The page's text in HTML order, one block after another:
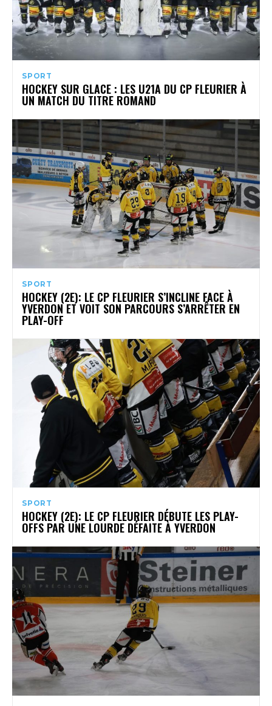
SPORT
HOCKEY SUR GLACE : LES U21A DU CP FLEURIER À
UN MATCH DU TITRE ROMAND
SPORT
HOCKEY (2E): LE CP FLEURIER S’INCLINE FACE À
YVERDON ET VOIT SON PARCOURS S’ARRÊTER EN
PLAY-OFF
SPORT
HOCKEY (2E): LE CP FLEURIER DÉBUTE LES PLAY-
OFFS PAR UNE LOURDE DÉFAITE À YVERDON